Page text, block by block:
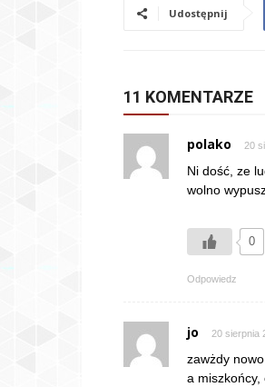
Udostępnij
11 KOMENTARZE
polako 20
Ni dość, ze
wolno
0
Odpowiedz
jo 20 sierpnia
zawżdy
a miszkońcy,